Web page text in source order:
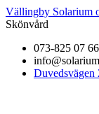
Vällingby Solarium
Skönvård
073-825 07 66
Duvedsvägen